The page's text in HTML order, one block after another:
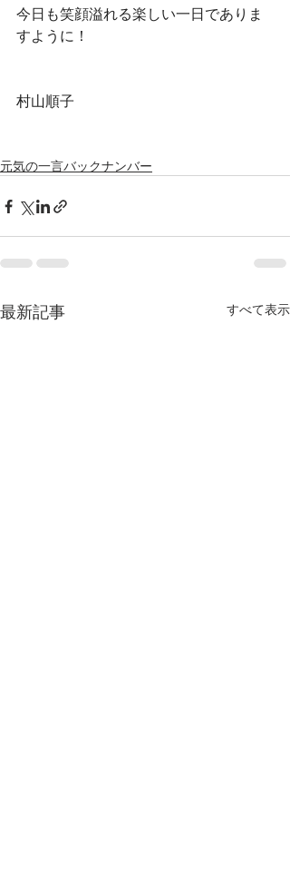
今日も笑顔溢れる楽しい一日でありま
すように！
村山順子
元気の一言バックナンバー
最新記事 すべて表示